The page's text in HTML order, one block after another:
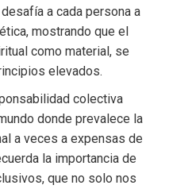
a cada persona a
mostrando que el
como material, se
elevados.
colectiva
donde prevalece la
a veces a expensas de
la importancia de
que no solo nos